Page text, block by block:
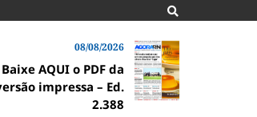
08/08/2026
Baixe AQUI o PDF da
impressa – Ed.
2.388